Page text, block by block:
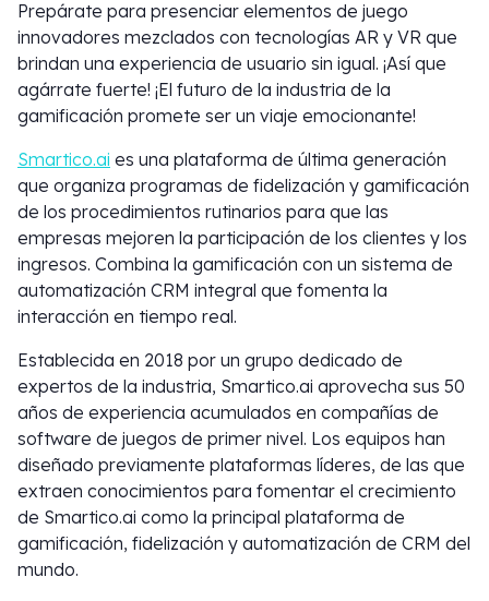
Prepárate para presenciar elementos de juego
innovadores mezclados con tecnologías AR y VR que
brindan una experiencia de usuario sin igual. ¡Así que
agárrate fuerte! ¡El futuro de la industria de la
gamificación promete ser un viaje emocionante!
Smartico.ai es una plataforma de última generación
que organiza programas de fidelización y gamificación
de los procedimientos rutinarios para que las
empresas mejoren la participación de los clientes y los
ingresos. Combina la gamificación con un sistema de
automatización CRM integral que fomenta la
interacción en tiempo real.
Establecida en 2018 por un grupo dedicado de
expertos de la industria, Smartico.ai aprovecha sus 50
años de experiencia acumulados en compañías de
software de juegos de primer nivel. Los equipos han
diseñado previamente plataformas líderes, de las que
extraen conocimientos para fomentar el crecimiento
de Smartico.ai como la principal plataforma de
gamificación, fidelización y automatización de CRM del
mundo.